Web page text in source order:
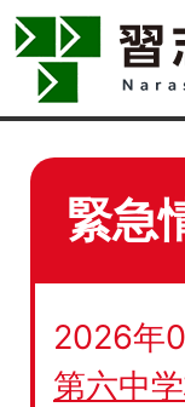
緊急
2026年
第六中